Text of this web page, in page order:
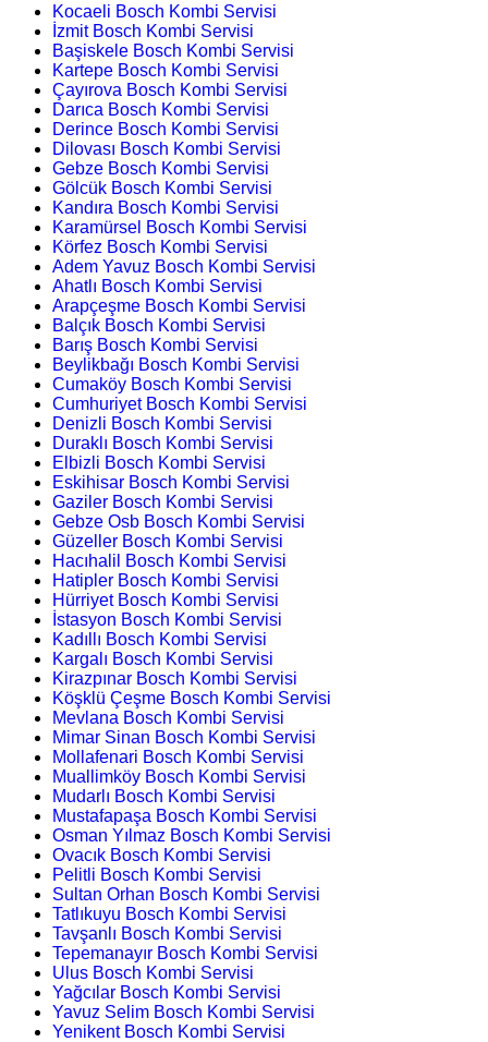
Kocaeli Bosch Kombi Servisi
İzmit Bosch Kombi Servisi
Başiskele Bosch Kombi Servisi
Kartepe Bosch Kombi Servisi
Çayırova Bosch Kombi Servisi
Darıca Bosch Kombi Servisi
Derince Bosch Kombi Servisi
Dilovası Bosch Kombi Servisi
Gebze Bosch Kombi Servisi
Gölcük Bosch Kombi Servisi
Kandıra Bosch Kombi Servisi
Karamürsel Bosch Kombi Servisi
Körfez Bosch Kombi Servisi
Adem Yavuz Bosch Kombi Servisi
Ahatlı Bosch Kombi Servisi
Arapçeşme Bosch Kombi Servisi
Balçık Bosch Kombi Servisi
Barış Bosch Kombi Servisi
Beylikbağı Bosch Kombi Servisi
Cumaköy Bosch Kombi Servisi
Cumhuriyet Bosch Kombi Servisi
Denizli Bosch Kombi Servisi
Duraklı Bosch Kombi Servisi
Elbizli Bosch Kombi Servisi
Eskihisar Bosch Kombi Servisi
Gaziler Bosch Kombi Servisi
Gebze Osb Bosch Kombi Servisi
Güzeller Bosch Kombi Servisi
Hacıhalil Bosch Kombi Servisi
Hatipler Bosch Kombi Servisi
Hürriyet Bosch Kombi Servisi
İstasyon Bosch Kombi Servisi
Kadıllı Bosch Kombi Servisi
Kargalı Bosch Kombi Servisi
Kirazpınar Bosch Kombi Servisi
Köşklü Çeşme Bosch Kombi Servisi
Mevlana Bosch Kombi Servisi
Mimar Sinan Bosch Kombi Servisi
Mollafenari Bosch Kombi Servisi
Muallimköy Bosch Kombi Servisi
Mudarlı Bosch Kombi Servisi
Mustafapaşa Bosch Kombi Servisi
Osman Yılmaz Bosch Kombi Servisi
Ovacık Bosch Kombi Servisi
Pelitli Bosch Kombi Servisi
Sultan Orhan Bosch Kombi Servisi
Tatlıkuyu Bosch Kombi Servisi
Tavşanlı Bosch Kombi Servisi
Tepemanayır Bosch Kombi Servisi
Ulus Bosch Kombi Servisi
Yağcılar Bosch Kombi Servisi
Yavuz Selim Bosch Kombi Servisi
Yenikent Bosch Kombi Servisi